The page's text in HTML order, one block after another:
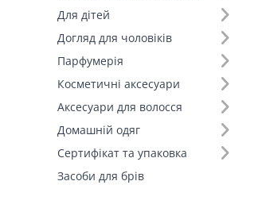
Для дітей
Догляд для чоловіків
Парфумерія
Косметичні аксесуари
Аксесуари для волосся
Домашній одяг
Сертифікат та упаковка
Засоби для брів